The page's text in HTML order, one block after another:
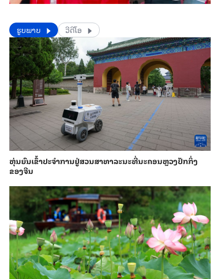
​​ຮູບພາບ ວີດີໂອ
​ຫຸ່ນ​ຍົນ​ເຂົ້າ​ປະ​ຈຳ​ການ​ຢູ່​ສວນ​ສາ​ທາ​ລະ​ນະ​ທີ່​ນະ​ຄອນຫຼວງ​ປັກ​ກິ່ງ​
ຂອງ​ຈີນ